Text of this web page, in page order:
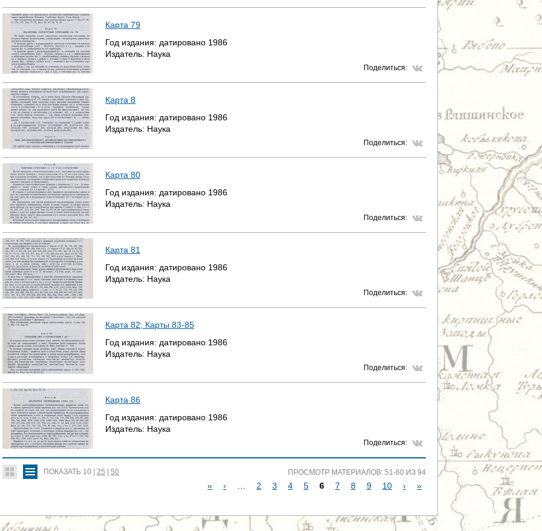
Карта 79
Год издания: датировано 1986
Издатель: Наука
Поделиться:
Карта 8
Год издания: датировано 1986
Издатель: Наука
Поделиться:
Карта 80
Год издания: датировано 1986
Издатель: Наука
Поделиться:
Карта 81
Год издания: датировано 1986
Издатель: Наука
Поделиться:
Карта 82; Карты 83-85
Год издания: датировано 1986
Издатель: Наука
Поделиться:
Карта 86
Год издания: датировано 1986
Издатель: Наука
Поделиться:
ПОКАЗАТЬ 10 25 50 ПРОСМОТР МАТЕРИАЛОВ: 51-60 ИЗ 94
Т
« ‹ 2 3 4 5 6 7 8 9 10 › »